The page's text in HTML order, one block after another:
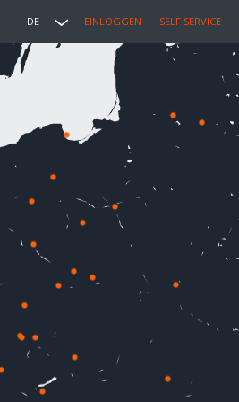
DE EINLOGGEN SELF SERVICE